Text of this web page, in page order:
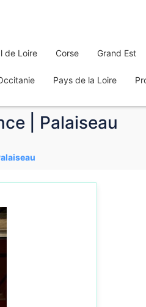
de Loire Corse Grand Est
Pays de la Loire
| Palaiseau